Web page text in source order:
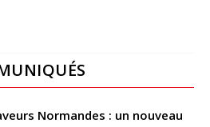
Normandes : un nouveau